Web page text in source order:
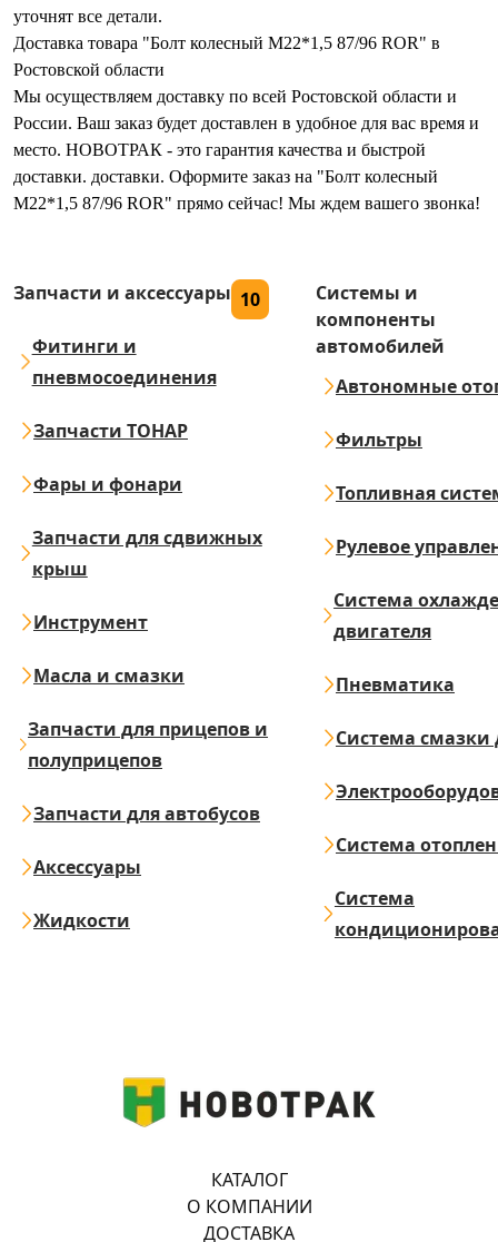
уточнят все детали.
Доставка товара "Болт колесный M22*1,5 87/96 ROR" в
Ростовской области
Мы осуществляем доставку по всей Ростовской области и
России. Ваш заказ будет доставлен в удобное для вас время и
место. НОВОТРАК - это гарантия качества и быстрой
доставки. доставки. Оформите заказ на "Болт колесный
M22*1,5 87/96 ROR" прямо сейчас! Мы ждем вашего звонка!
Запчасти и аксессуары 10
Фитинги и
пневмосоединения
Запчасти ТОНАР
Фары и фонари
Запчасти для сдвижных
крыш
Инструмент
Масла и смазки
Запчасти для прицепов и
полуприцепов
Запчасти для автобусов
Аксессуары
Жидкости
Системы и
компоненты
автомобилей
Автономные
Фильтры
Топливная
Рулевое
Система
двигателя
Пневматика
Система смазки
Система
Система
КАТАЛОГ
О КОМПАНИИ
ДОСТАВКА